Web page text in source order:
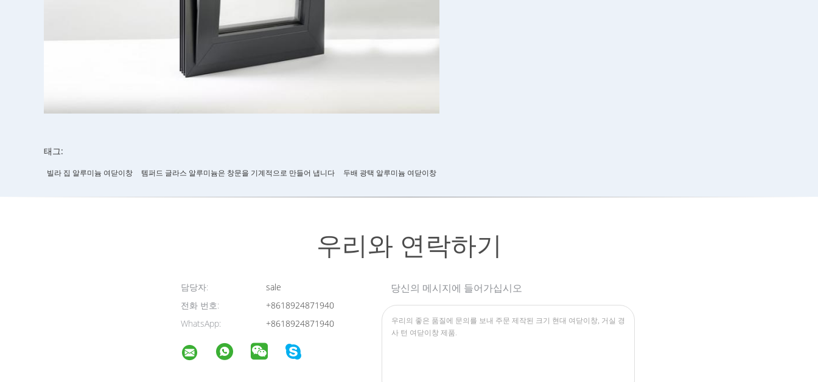
태그:
빌라 집 알루미늄 여닫이창 템퍼드 글라스 알루미늄은 창문을 기계적으로 만들어 냅니다 두배 광택 알루미늄 여닫이창
우리와 연락하기
담당자:
sale
전화 번호:
+8618924871940
WhatsApp:
+8618924871940
당신의 메시지에 들어가십시오